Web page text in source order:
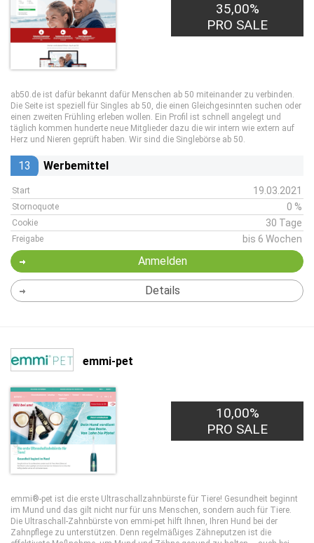
0,10€
PRO LEAD
35,00%
PRO SALE
ab50.de ist dafür bekannt dafür Menschen ab 50 miteinander zu verbinden.
Die Seite ist speziell für Singles ab 50, die einen Gleichgesinnten suchen oder
einen zweiten Frühling erleben wollen. Ein Profil ist schnell angelegt und
täglich kommen hunderte neue Mitglieder dazu die wir intern wie extern auf
Herz und Nieren geprüft haben. Wir sind die Singlebörse ab 50.
13 Werbemittel
Start 19.03.2021
Stornoquote 0 %
Cookie 30 Tage
Freigabe bis 6 Wochen
Anmelden
Details
emmi-pet
10,00%
PRO SALE
emmi®-pet ist die erste Ultraschallzahnbürste für Tiere! Gesundheit beginnt
im Mund und das gilt nicht nur für uns Menschen, sondern auch für Tiere.
Die Ultraschall-Zahnbürste von emmi-pet hilft Ihnen, Ihren Hund bei der
Zahnpflege zu unterstützen. Denn regelmäßiges Zähneputzen ist die